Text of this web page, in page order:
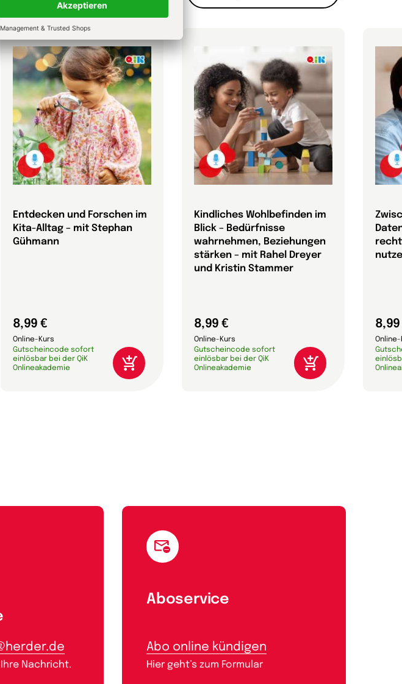
Entdecken und Forschen im
Kita-Alltag – mit Stephan
Gühmann
8,99 €
Online-Kurs
Gutscheincode sofort
einlösbar bei der QiK
Onlineakademie
Kindliches Wohlbefinden im
Blick – Bedürfnisse
wahrnehmen, Beziehungen
stärken – mit Rahel Dreyer
und Kristin Stammer
8,99 €
Online-Kurs
Gutscheincode sofort
einlösbar bei der QiK
Onlineakademie
8,99
Online-
Nachricht.
Aboservice
Abo online kündigen
Hier geht’s zum Formular